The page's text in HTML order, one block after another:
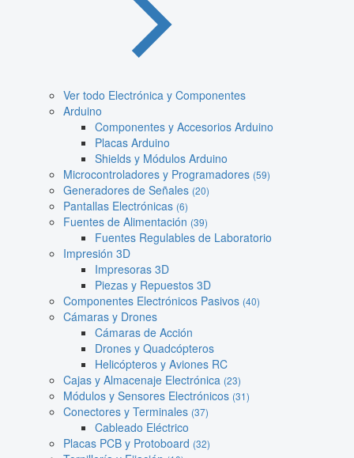
Ver todo Electrónica y Componentes
Arduino
Componentes y Accesorios Arduino
Placas Arduino
Shields y Módulos Arduino
Microcontroladores y Programadores (59)
Generadores de Señales (20)
Pantallas Electrónicas (6)
Fuentes de Alimentación (39)
Fuentes Regulables de Laboratorio
Impresión 3D
Impresoras 3D
Piezas y Repuestos 3D
Componentes Electrónicos Pasivos (40)
Cámaras y Drones
Cámaras de Acción
Drones y Quadcópteros
Helicópteros y Aviones RC
Cajas y Almacenaje Electrónica (23)
Módulos y Sensores Electrónicos (31)
Conectores y Terminales (37)
Cableado Eléctrico
Placas PCB y Protoboard (32)